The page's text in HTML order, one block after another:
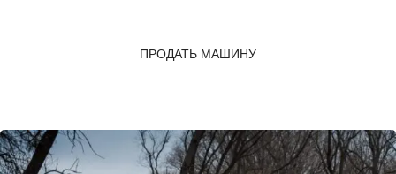
ПРОДАТЬ МАШИНУ